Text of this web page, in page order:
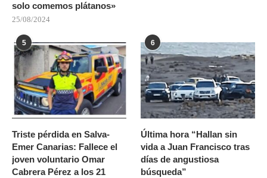
solo comemos plátanos»
25/08/2024
5
Triste pérdida en Salva-
Emer Canarias: Fallece el
joven voluntario Omar
Cabrera Pérez a los 21
6
Última hora “Hallan sin
vida a Juan Francisco tras
días de angustiosa
búsqueda”